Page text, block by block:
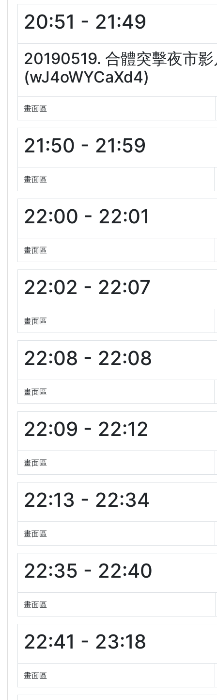
20:51 - 21:49
20190519. 合體突擊夜市
(wJ4oWYCaXd4)
畫面區
21:50 - 21:59
畫面區
22:00 - 22:01
畫面區
22:02 - 22:07
畫面區
22:08 - 22:08
畫面區
22:09 - 22:12
畫面區
22:13 - 22:34
畫面區
22:35 - 22:40
畫面區
22:41 - 23:18
畫面區